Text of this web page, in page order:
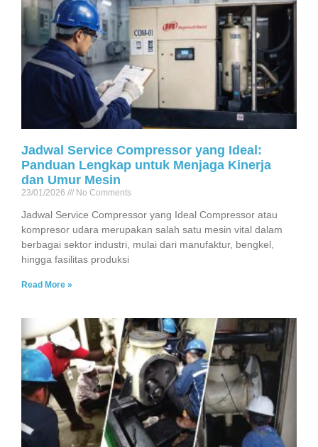
Jadwal Service Compressor yang Ideal:
Panduan Lengkap untuk Menjaga Kinerja
dan Umur Mesin
23/01/2026 No Comments
Jadwal Service Compressor yang Ideal Compressor atau
kompresor udara merupakan salah satu mesin vital dalam
berbagai sektor industri, mulai dari manufaktur, bengkel,
hingga fasilitas produksi
Read More »